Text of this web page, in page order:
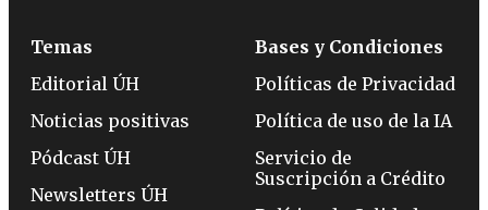
Temas
Editorial ÚH
Noticias positivas
Pódcast ÚH
Newsletters ÚH
Bases y Condiciones
Políticas de Privacidad
Política de uso de la IA
Servicio de
Suscripción a Crédito